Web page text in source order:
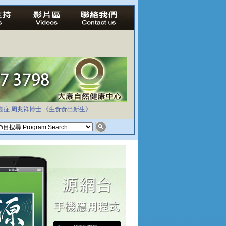
症 周兆祥博士 《生食食出新生》